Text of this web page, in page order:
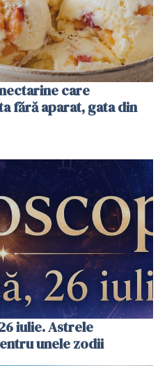
care
fără aparat, gata din
iulie. Astrele
unele zodii